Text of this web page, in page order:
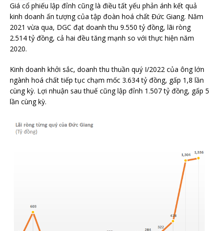
Giá cổ phiếu lập đỉnh cũng là điều tất yếu phản ánh kết quả
kinh doanh ấn tượng của tập đoàn hoá chất Đức Giang. Năm
2021 vừa qua, DGC đạt doanh thu 9.550 tỷ đồng, lãi ròng
2.514 tỷ đồng, cả hai đều tăng mạnh so với thực hiện năm
2020.
Kinh doanh khởi sắc, doanh thu thuần quý I/2022 của ông lớn
ngành hoá chất tiếp tục chạm mốc 3.634 tỷ đồng, gấp 1,8 lần
cùng kỳ. Lợi nhuận sau thuế cũng lập đỉnh 1.507 tỷ đồng, gấp 5
lần cùng kỳ.